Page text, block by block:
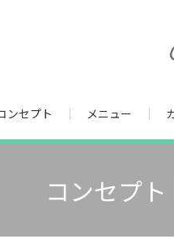
ンセプト メニュー
コンセプ